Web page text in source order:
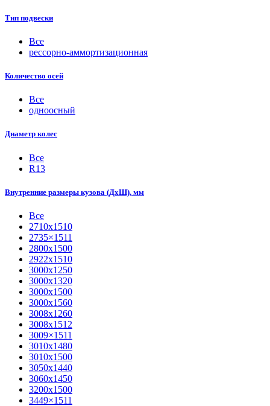
Тип подвески
Все
рессорно-аммортизационная
Количество осей
Все
одноосный
Диаметр колес
Все
R13
Внутренние размеры кузова (ДхШ), мм
Все
2710х1510
2735×1511
2800х1500
2922х1510
3000х1250
3000х1320
3000х1500
3000х1560
3008х1260
3008х1512
3009×1511
3010х1480
3010х1500
3050х1440
3060х1450
3200х1500
3449×1511